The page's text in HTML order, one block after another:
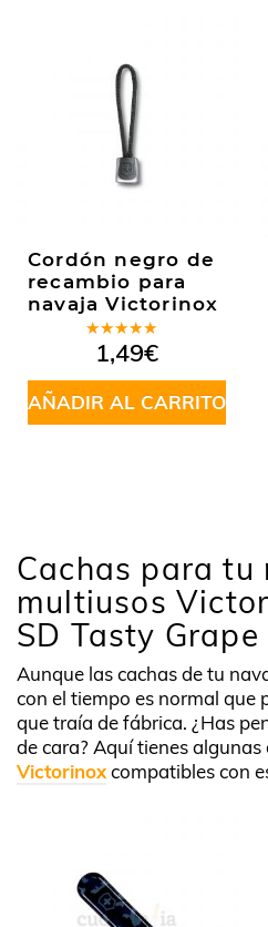
Cordón negro de
recambio para
navaja Victorinox
Valorado
en5.00de
5
1,49€
AÑADIR AL CARRITO
Cachas para tu
multiusos
SD Tasty Grape
Aunque las cachas de tu
con el tiempo es normal que
que traía de fábrica. ¿Has
de cara? Aquí tienes algunas
Victorinoxcompatibles con